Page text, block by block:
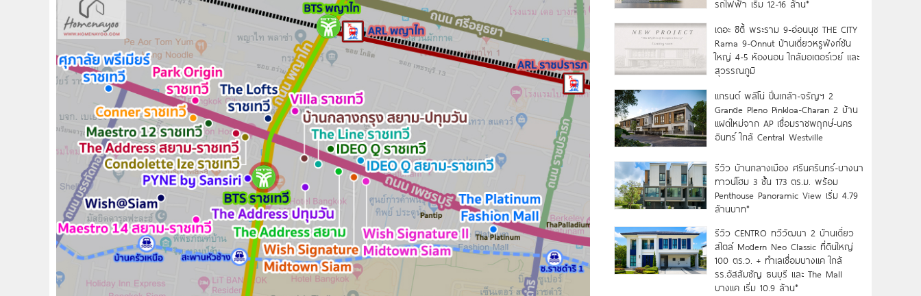
รถไฟฟ้า เริ่ม 12-16 ล้าน*
เดอะ ซิตี้ พระราม 9-อ่อนนุช THE CITY
Rama 9-Onnut บ้านเดี่ยวหรูฟังก์ชัน
ใหญ่ 4-5 ห้องนอน ใกล้มอเตอร์เวย์ และ
สุวรรณภูมิ
แกรนด์ พลีโน่ ปิ่นเกล้า-จรัญฯ 2
Grande Pleno Pinkloa-Charan 2 บ้าน
แฝดใหม่จาก AP เชื่อมราชพฤกษ์-นคร
อินทร์ ใกล้ Central Westville
รีวิว บ้านกลางเมือง ศรีนครินทร์-บางนา
ทาวน์โฮม 3 ชั้น 173 ตร.ม. พร้อม
Penthouse Panoramic View เริ่ม 4.79
ล้านบาท*
รีวิว CENTRO ทวีวัฒนา 2 บ้านเดี่ยว
สไตล์ Modern Neo Classic ที่ดินใหญ่
100 ตร.ว. + ทำเลเชื่อมบางแค ใกล้
รร.อัสสัมชัญ ธนบุรี และ The Mall
บางแค เริ่ม 10.9 ล้าน*